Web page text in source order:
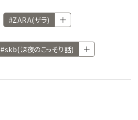
#ZARA(ザラ)
#skb(深夜のこっそり話)